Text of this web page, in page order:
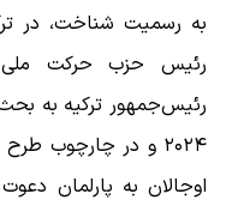
به رسمیت شناخت، در
رئیس حزب حرکت
۲۰۲۴ و در چارچوب
اوجالان به پارلمان